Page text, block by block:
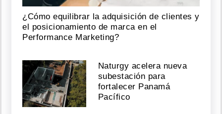
¿Cómo equilibrar la adquisición de clientes y
el posicionamiento de marca en el
Performance Marketing?
Naturgy acelera nueva
subestación para
fortalecer Panamá
Pacífico